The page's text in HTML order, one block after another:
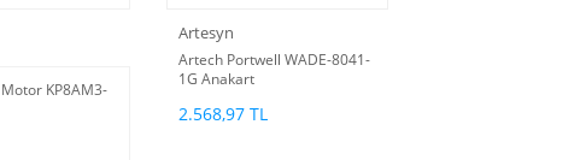
Artesyn
Artech Portwell WADE-8041-
1G Anakart
2.568,97 TL